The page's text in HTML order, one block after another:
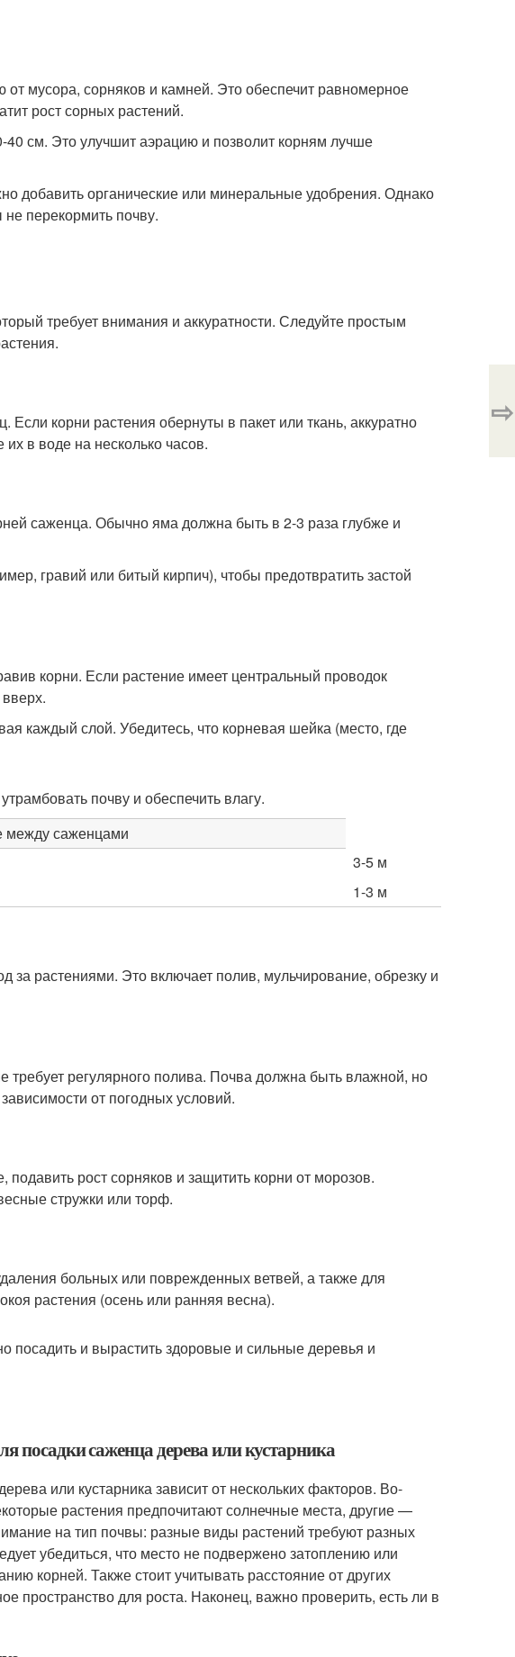
мусора, сорняков и камней. Это обеспечит равномерное
рост сорных растений.
см. Это улучшит аэрацию и позволит корням лучше
добавить органические или минеральные удобрения. Однако
перекормить почву.
требует внимания и аккуратности. Следуйте простым
корни растения обернуты в пакет или ткань, аккуратно
в воде на несколько часов.
саженца. Обычно яма должна быть в 2-3 раза глубже и
гравий или битый кирпич), чтобы предотвратить застой
корни. Если растение имеет центральный проводок
каждый слой. Убедитесь, что корневая шейка (место, где
почву и обеспечить влагу.
между саженцами
3-5 м
1-3 м
за растениями. Это включает полив, мульчирование, обрезку и
требует регулярного полива. Почва должна быть влажной, но
от погодных условий.
рост сорняков и защитить корни от морозов.
стружки или торф.
больных или поврежденных ветвей, а также для
растения (осень или ранняя весна).
и вырастить здоровые и сильные деревья и
посадки саженца дерева или кустарника
или кустарника зависит от нескольких факторов. Во-
растения предпочитают солнечные места, другие —
на тип почвы: разные виды растений требуют разных
убедиться, что место не подвержено затоплению или
корней. Также стоит учитывать расстояние от других
пространство для роста. Наконец, важно проверить, есть ли в
⇨